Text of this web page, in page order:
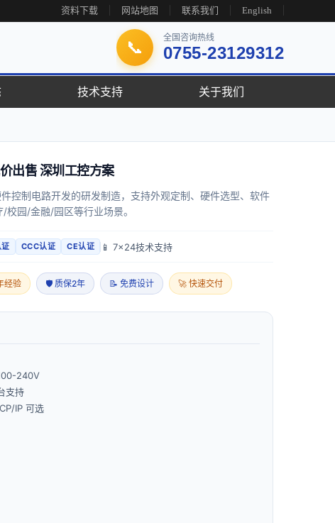
English
联系我们
网站地图
资料下载
📞
全国咨询热线
0755-23129312
技术支持 关于我们
出售 深圳工控方案
控制电路开发的研发制造，支持外观定制、硬件选型、软件
园/金融/园区等行业场景。
CCC认证 CE认证 📱 7x24技术支持
经验 🛡 质保2年 📝 免费设计 🚀 快速交付
240V
支持
IP 可选